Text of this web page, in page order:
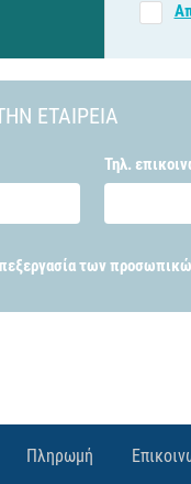
ΕΤΑΙΡΕIΑ
Τηλ.
των
Πληρωμή